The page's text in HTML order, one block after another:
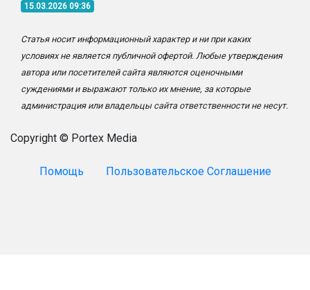
15.03.2026 09:36
Статья носит информационный характер и ни при каких
условиях не является публичной офертой. Любые утверждения
автора или посетителей сайта являются оценочными
суждениями и выражают только их мнение, за которые
администрация или владельцы сайта ответственности не несут.
Copyright © Portex Media
Помощь Пользовательское Соглашение